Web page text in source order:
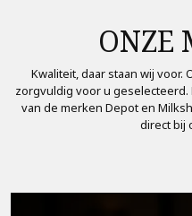
ONZE
Kwaliteit, daar staan wij
zorgvuldig voor u
van de merken Depot en
direct bij